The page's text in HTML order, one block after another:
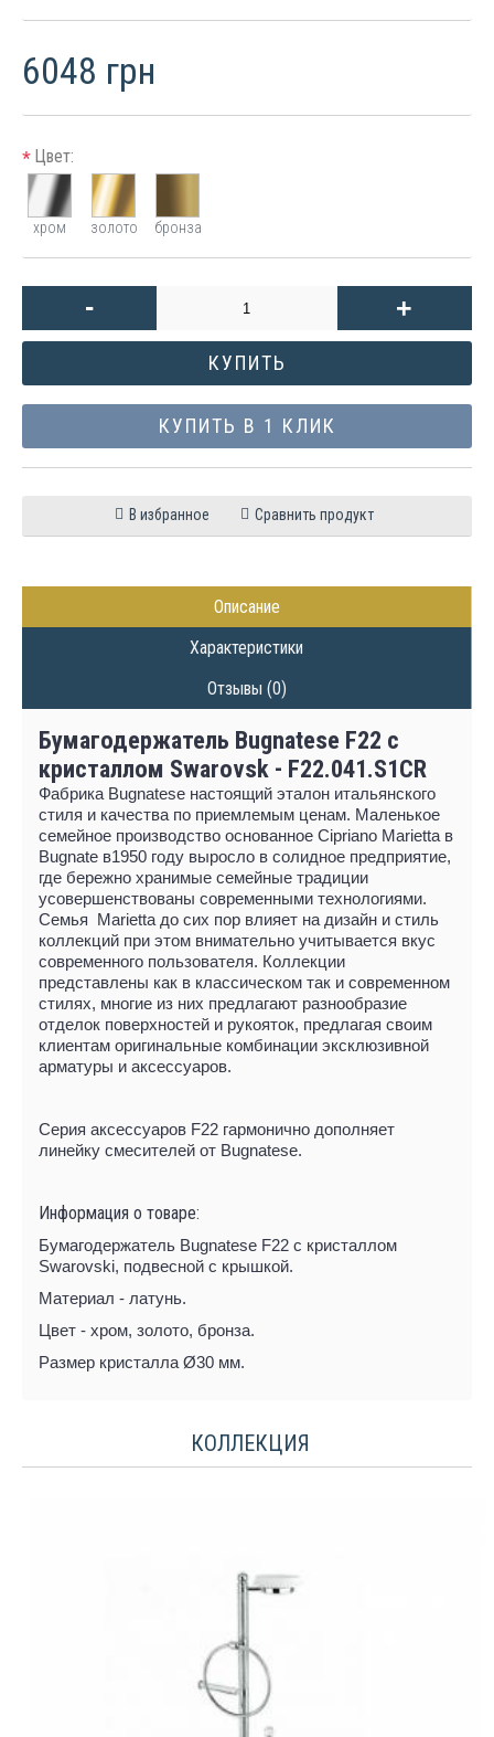
6048 грн
* Цвет:
хром золото бронза
- +
КУПИТЬ
КУПИТЬ В 1 КЛИК
В избранное Сравнить продукт
Описание
Характеристики
Отзывы (0)
Бумагодержатель Bugnatese F22 с
кристаллом Swarovsk - F22.041.S1CR
Фабрика Bugnatese настоящий эталон итальянского
стиля и качества по приемлемым ценам. Маленькое
семейное производство основанное Cipriano Marietta в
Bugnate в1950 году выросло в солидное предприятие,
где бережно хранимые семейные традиции
усовершенствованы современными технологиями.
Семья Marietta до сих пор влияет на дизайн и стиль
коллекций при этом внимательно учитывается вкус
современного пользователя. Коллекции
представлены как в классическом так и современном
стилях, многие из них предлагают разнообразие
отделок поверхностей и рукояток, предлагая своим
клиентам оригинальные комбинации эксклюзивной
арматуры и аксессуаров.
Серия аксессуаров F22 гармонично дополняет
линейку смесителей от Bugnatese.
Информация о товаре:
Бумагодержатель Bugnatese F22 с кристаллом
Swarovski, подвесной с крышкой.
Материал - латунь.
Цвет - хром, золото, бронза.
Размер кристалла Ø30 мм.
КОЛЛЕКЦИЯ